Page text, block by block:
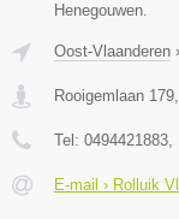
Henegouwen.
Oost-Vlaanderen
Rooigemlaan 179,
Tel: 0494421883,
E-mail › Rolluik